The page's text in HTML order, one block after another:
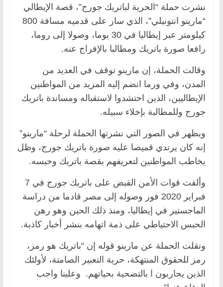
نشرت حملة “الحرية لباتريك جورج”، قصة الإيطالي
“مارينو انتونيلي”، الذي سار على قدميه مسافة 800
كيلومتر عبر إيطاليا في 30 يوما، وصولا إلى روما،
رافعا صورة باتريك ومطالبا بالإفراج عنه.
وقالت الحملة، إن مارينو توقف في العديد من
المدن، وفي ورما انضم إليه المزيد من المواطنين
الإيطاليين، الذين احتشدوا لاستقباله ومساندة باتريك
جورج وللمطالبة بإخلاء سبيله.
ويظهر في الصور التي نشرتها الحملة لرحلة “مارينو”
إنه كان يرتدي قميصا عليه صورة باتريك جورج، وظل
يخاطب المواطنين لتعريفهم بقصة باتريك وحبسه.
وألقت قوات الأمن القبض على باتريك جورج في 7
فبراير 2020 فور وصوله إلى مصر قادما من دراسة
الماجستير في إيطاليا، ومنذ ذلك الحين وهو رهن
الحبس الاحتياطي على ذمة اتهامه بنشر أخبار كاذبة.
ونقلت الحملة عن مارينو قوله إن “باتريك هو رمز،
رمز للحقوق المنتهكة، حرية التعبير الصامتة، لأولئك
الذين يحاربون ا بالتضحية بحياتهم. وعلينا واجب